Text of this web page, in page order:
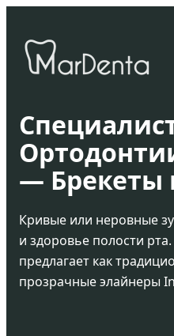
— Брекеты
Кривые или неровные
и здоровье полости
предлагает как
прозрачные элайнеры